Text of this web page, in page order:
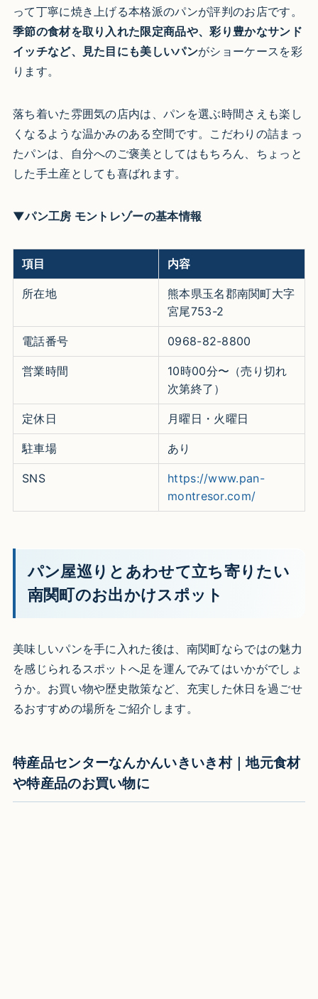
って丁寧に焼き上げる本格派のパンが評判のお店です。
季節の食材を取り入れた限定商品や、彩り豊かなサンド
イッチなど、見た目にも美しいパンがショーケースを彩
ります。
落ち着いた雰囲気の店内は、パンを選ぶ時間さえも楽し
くなるような温かみのある空間です。こだわりの詰まっ
たパンは、自分へのご褒美としてはもちろん、ちょっと
した手土産としても喜ばれます。
▼パン工房 モントレゾーの基本情報
項目 内容
所在地
熊本県玉名郡南関町大字
宮尾753-2
電話番号 0968-82-8800
営業時間
10時00分〜（売り切れ
次第終了）
定休日 月曜日・火曜日
駐車場 あり
SNS
https://www.pan-
montresor.com/
パン屋巡りとあわせて立ち寄りたい
南関町のお出かけスポット
美味しいパンを手に入れた後は、南関町ならではの魅力
を感じられるスポットへ足を運んでみてはいかがでしょ
うか。お買い物や歴史散策など、充実した休日を過ごせ
るおすすめの場所をご紹介します。
特産品センターなんかんいきいき村｜地元食材
や特産品のお買い物に